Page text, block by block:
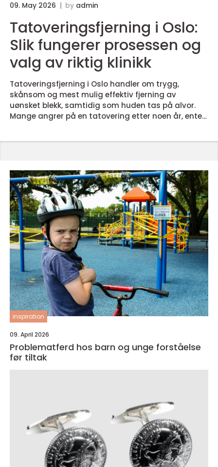
09. May 2026 by admin
Tatoveringsfjerning i Oslo:
Slik fungerer prosessen og
valg av riktig klinikk
Tatoveringsfjerning i Oslo handler om trygg,
skånsom og mest mulig effektiv fjerning av
uønsket blekk, samtidig som huden tas på alvor.
Mange angrer på en tatovering etter noen år, enten
gjøre...
inspiration
09. April 2026
Problematferd hos barn og unge forståelse
før tiltak